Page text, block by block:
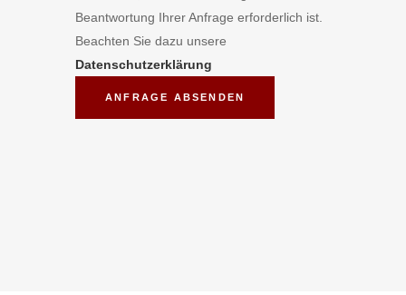
Beantwortung Ihrer Anfrage erforderlich ist.
Beachten Sie dazu unsere
Datenschutzerklärung